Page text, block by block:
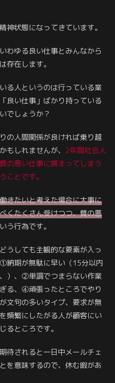
神状態になってきています。
わゆる良い仕事とみんなから
存在します。
る人というのは行っている業
良い仕事」ばかり持っている
でしょうか？
の人間関係が良ければ乗り越
もしれませんが、 2年間社会人
の悪い仕事に捕まってしまう
ことです。
きたいと考えた場合に大事に
くたくさん受けつつ、質の悪
う行為です。
うしても主観的な要素が入っ
納期が無駄に早い（15分以内
）、②単調でつまらない作業
る、④頑張ったところでやり
文句の多いタイプ、要求が無
頻繁にしたがる人が顧客にい
るところです。
待されると一日中メールチェ
を意味するので、休む暇があ